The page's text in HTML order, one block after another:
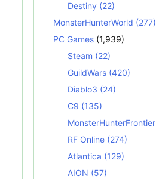
Destiny (22)
MonsterHunterWorld (277)
PC Games (1,939)
Steam (22)
GuildWars (420)
Diablo3 (24)
C9 (135)
MonsterHunterFrontier
RF Online (274)
Atlantica (129)
AION (57)